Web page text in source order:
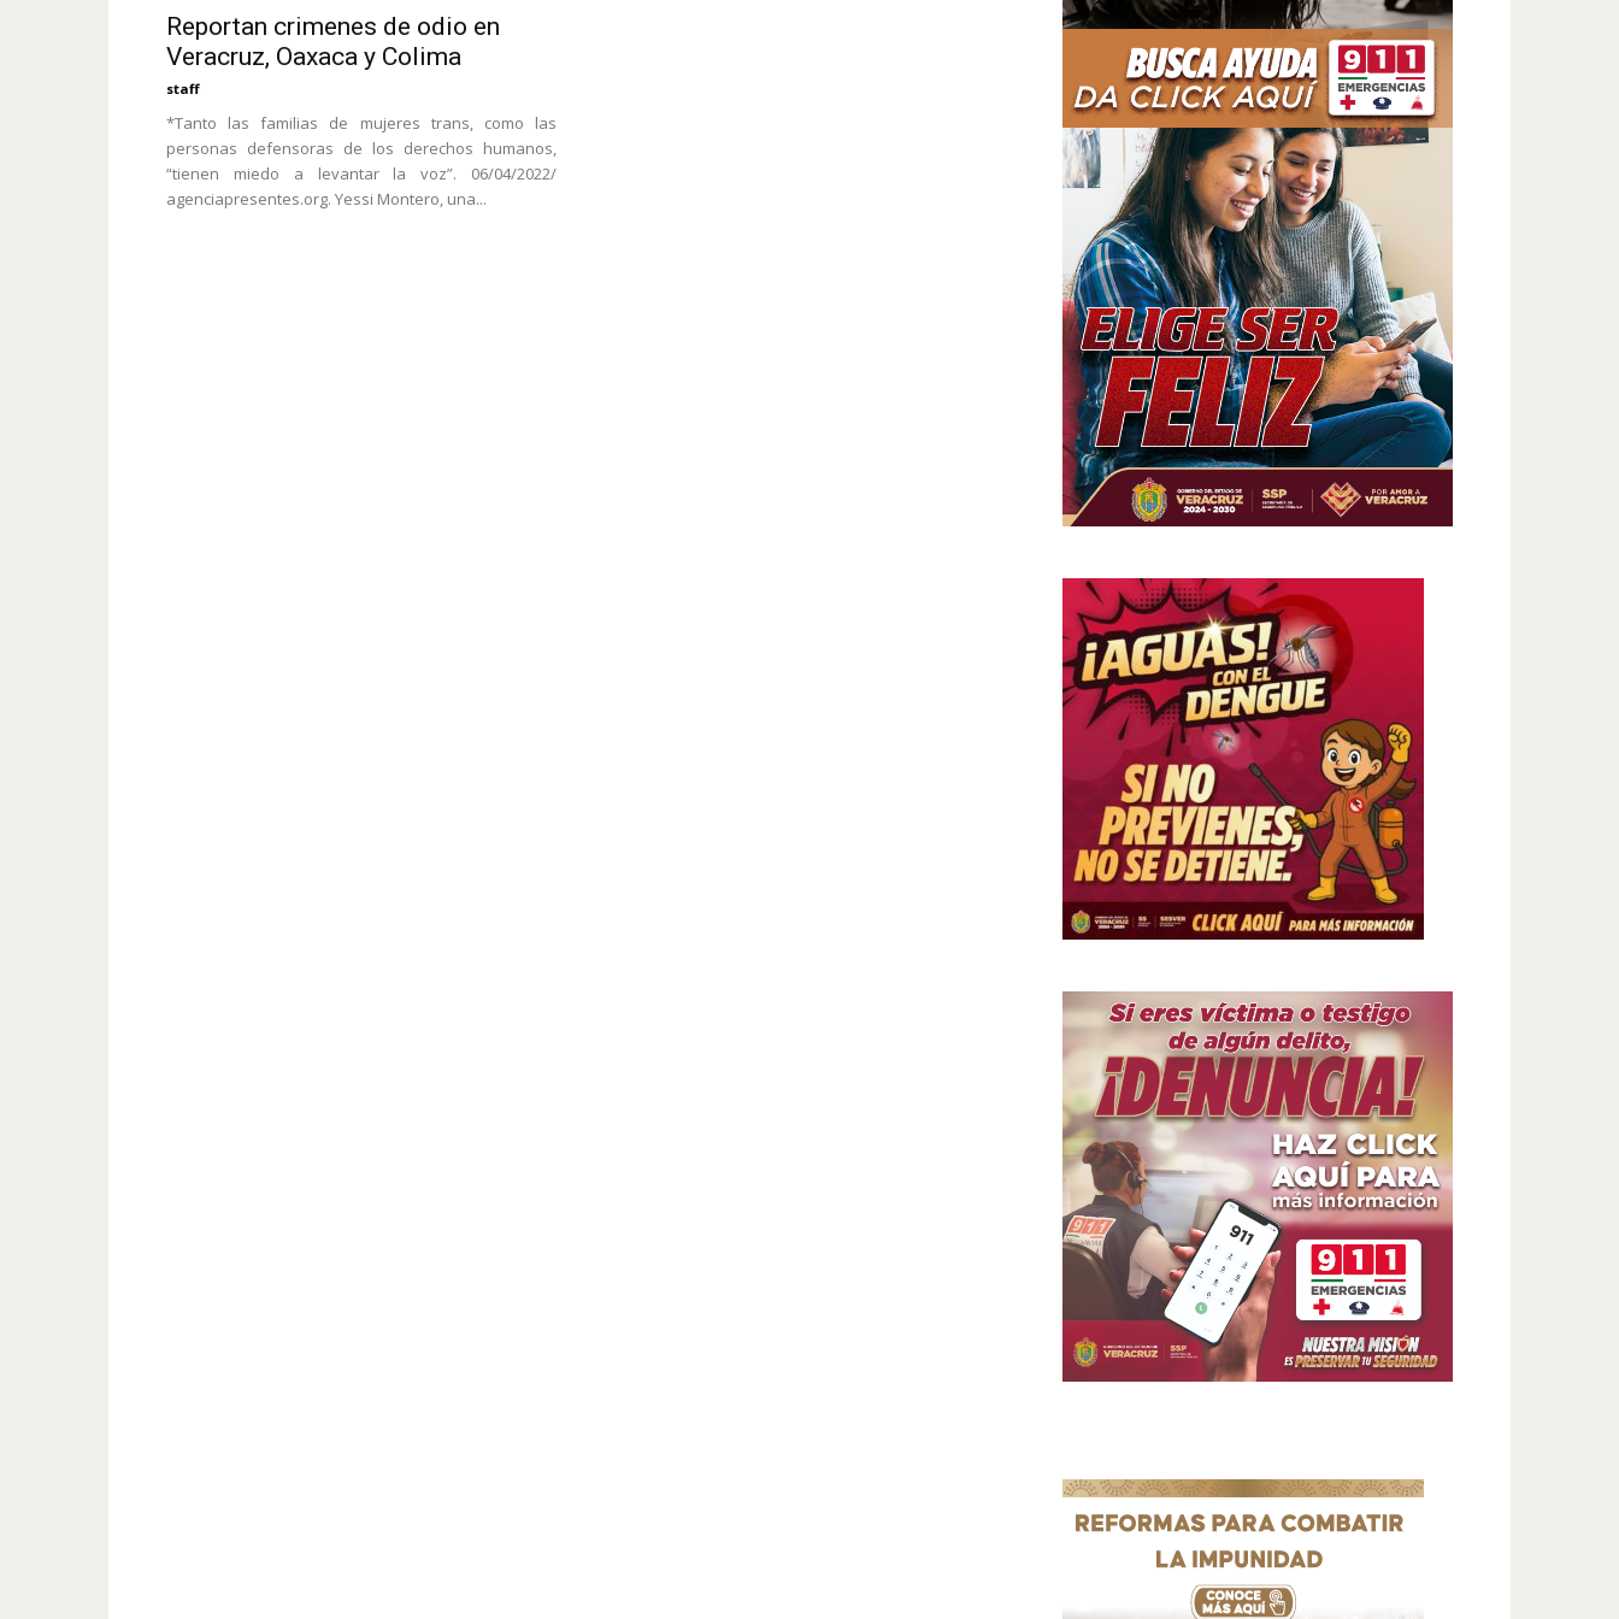
Reportan crimenes de odio en
Veracruz, Oaxaca y Colima
staff
*Tanto las familias de mujeres trans, como las
personas defensoras de los derechos humanos,
“tienen miedo a levantar la voz”. 06/04/2022/
agenciapresentes.org. Yessi Montero, una...